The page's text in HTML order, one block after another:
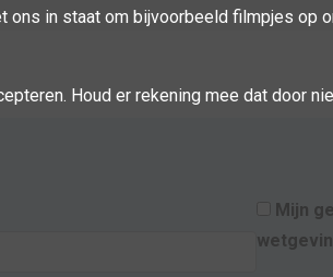
Mijn
in staat om bijvoorbeeld filmpjes op
Houd er rekening mee dat door